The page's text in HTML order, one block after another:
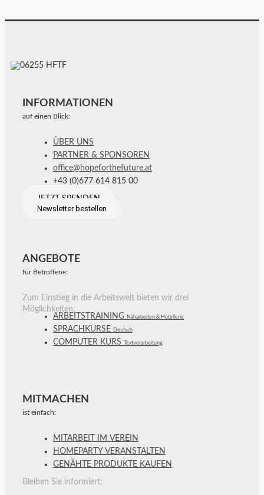
INFORMATIONEN
auf einen Blick:
ÜBER UNS
PARTNER & SPONSOREN
office@hopeforthefuture.at
+43 (0)677 614 815 00
JETZT SPENDEN
Newsletter bestellen
ANGEBOTE
für Betroffene:
Zum Einstieg in die Arbeitswelt bieten wir drei
Möglichkeiten:
ARBEITSTRAINING Näharbeiten & Hotellerie
SPRACHKURSE Deutsch
COMPUTER KURS Textverarbeitung
MITMACHEN
ist einfach:
MITARBEIT IM VEREIN
HOMEPARTY VERANSTALTEN
GENÄHTE PRODUKTE KAUFEN
Bleiben Sie informiert: